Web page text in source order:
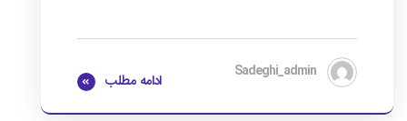
Sadeghi_admin ادامه مطلب